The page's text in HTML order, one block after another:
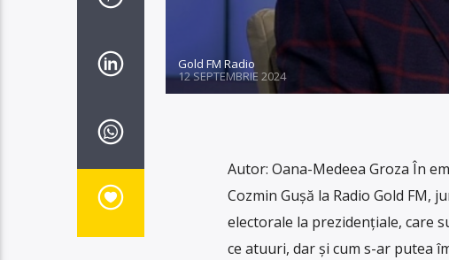
Gold FM Radio
12 SEPTEMBRIE 2024
Autor: Oana-Medeea Groza În
Cozmin Gușă la Radio Gold FM,
electorale la prezidențiale, care
ce atuuri, dar și cum s-ar putea